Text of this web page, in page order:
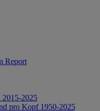
Report
2015-2025
pro Kopf 1950-2025